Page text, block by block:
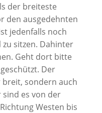
der breiteste
den ausgedehnten
jedenfalls noch
zu sitzen. Dahinter
Geht dort bitte
Der
sondern auch
sind es von der
Westen bis